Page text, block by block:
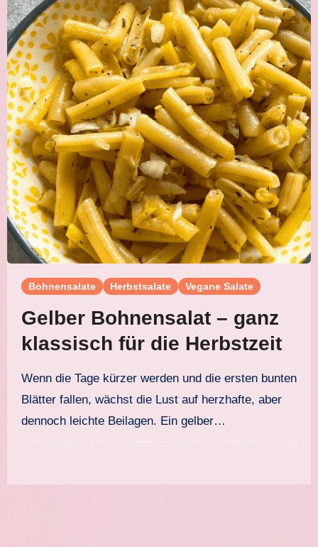
Bohnensalate Herbstsalate Vegane Salate
Gelber Bohnensalat – ganz
klassisch für die Herbstzeit
Wenn die Tage kürzer werden und die ersten bunten
Blätter fallen, wächst die Lust auf herzhafte, aber
dennoch leichte Beilagen. Ein gelber…